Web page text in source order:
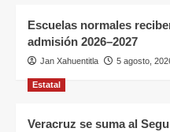
Escuelas normales
admisión 2026–2027
Jan Xahuentitla 5 agosto,
Estatal
Veracruz se suma al